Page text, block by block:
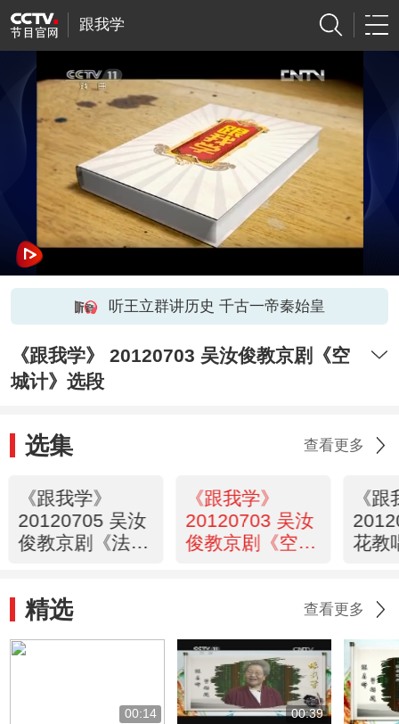
跟我学
听王立群讲历史 千古一帝秦始皇
《跟我学》 20120703 吴汝俊教京剧《空
城计》选段
选集 查看更多
《跟我学》
20120705 吴汝
俊教京剧《法场
《跟我学》
20120703 吴汝
俊教京剧《空城
《
花教
精选 查看更多
00:14 00:39